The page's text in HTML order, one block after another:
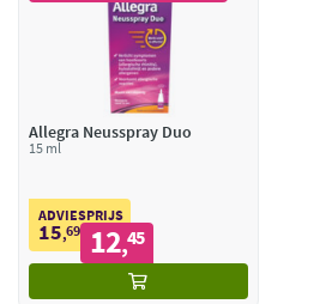
Allegra Neusspray Duo
15 ml
ADVIESPRIJS
15,69 12,45